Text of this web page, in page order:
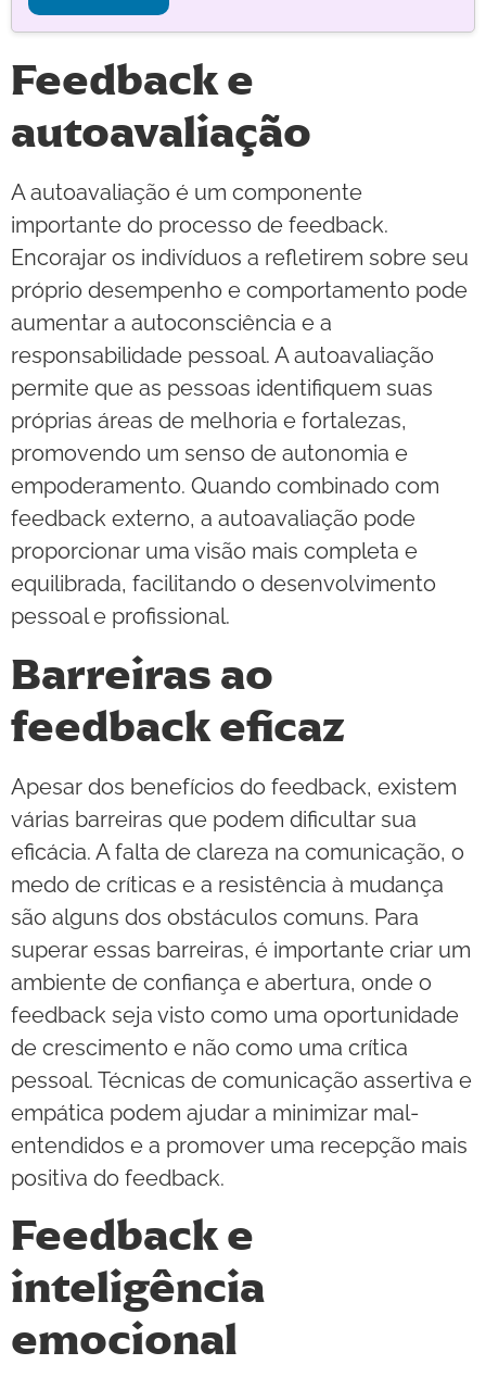
Feedback e
autoavaliação
A autoavaliação é um componente
importante do processo de feedback.
Encorajar os indivíduos a refletirem sobre seu
próprio desempenho e comportamento pode
aumentar a autoconsciência e a
responsabilidade pessoal. A autoavaliação
permite que as pessoas identifiquem suas
próprias áreas de melhoria e fortalezas,
promovendo um senso de autonomia e
empoderamento. Quando combinado com
feedback externo, a autoavaliação pode
proporcionar uma visão mais completa e
equilibrada, facilitando o desenvolvimento
pessoal e profissional.
Barreiras ao
feedback eficaz
Apesar dos benefícios do feedback, existem
várias barreiras que podem dificultar sua
eficácia. A falta de clareza na comunicação, o
medo de críticas e a resistência à mudança
são alguns dos obstáculos comuns. Para
superar essas barreiras, é importante criar um
ambiente de confiança e abertura, onde o
feedback seja visto como uma oportunidade
de crescimento e não como uma crítica
pessoal. Técnicas de comunicação assertiva e
empática podem ajudar a minimizar mal-
entendidos e a promover uma recepção mais
positiva do feedback.
Feedback e
inteligência
emocional